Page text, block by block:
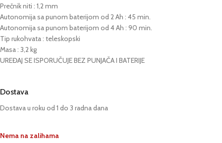
Prečnik niti : 1,2 mm
Autonomija sa punom baterijom od 2 Ah : 45 min.
Autonomija sa punom baterijom od 4 Ah : 90 min.
Tip rukohvata : teleskopski
Masa : 3,2 kg
UREĐAJ SE ISPORUČUJE BEZ PUNJAČA I BATERIJE
Dostava
Dostava u roku od 1 do 3 radna dana
Nema na zalihama